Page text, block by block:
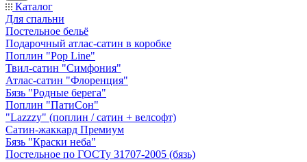
Каталог
Для спальни
Постельное бельё
Подарочный атлас-сатин в коробке
Поплин "Pop Line"
Твил-сатин "Симфония"
Атлас-сатин "Флоренция"
Бязь "Родные берега"
Поплин "ПатиСон"
"Lazzzy" (поплин / сатин + велсофт)
Сатин-жаккард Премиум
Бязь "Краски неба"
Постельное по ГОСТу 31707-2005 (бязь)